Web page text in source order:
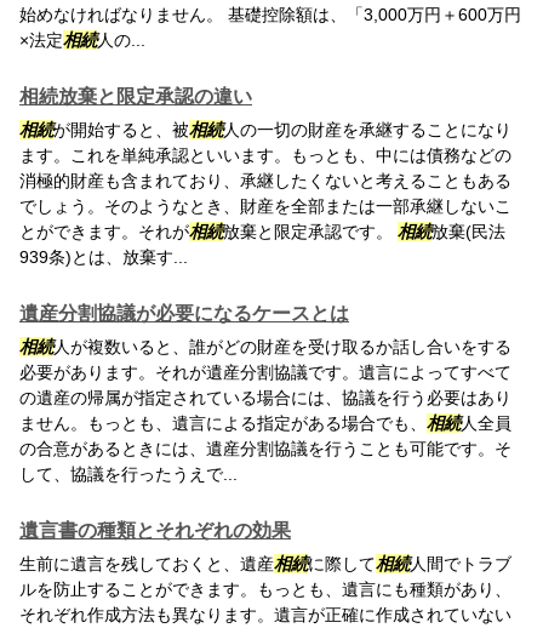
始めなければなりません。 基礎控除額は、「3,000万円＋600万円
×法定相続人の...
相続放棄と限定承認の違い
相続が開始すると、被相続人の一切の財産を承継することになり
ます。これを単純承認といいます。もっとも、中には債務などの
消極的財産も含まれており、承継したくないと考えることもある
でしょう。そのようなとき、財産を全部または一部承継しないこ
とができます。それが相続放棄と限定承認です。 相続放棄(民法
939条)とは、放棄す...
遺産分割協議が必要になるケースとは
相続人が複数いると、誰がどの財産を受け取るか話し合いをする
必要があります。それが遺産分割協議です。遺言によってすべて
の遺産の帰属が指定されている場合には、協議を行う必要はあり
ません。もっとも、遺言による指定がある場合でも、 相続人全員
の合意があるときには、遺産分割協議を行うことも可能です。そ
して、協議を行ったうえで...
遺言書の種類とそれぞれの効果
生前に遺言を残しておくと、遺産相続に際して相続人間でトラブ
ルを防止することができます。もっとも、遺言にも種類があり、
それぞれ作成方法も異なります。遺言が正確に作成されていない